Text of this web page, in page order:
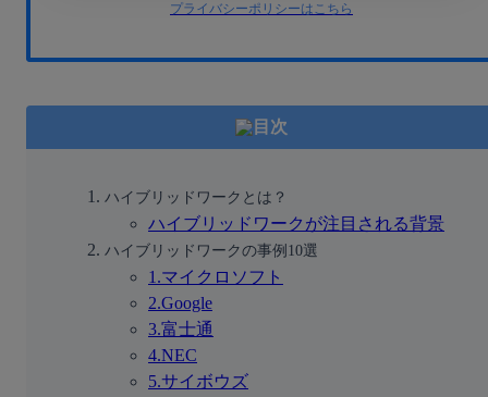
プライバシーポリシーはこちら
目次
ハイブリッドワークとは？
ハイブリッドワークが注目される背景
ハイブリッドワークの事例10選
1.マイクロソフト
2.Google
3.富士通
4.NEC
5.サイボウズ